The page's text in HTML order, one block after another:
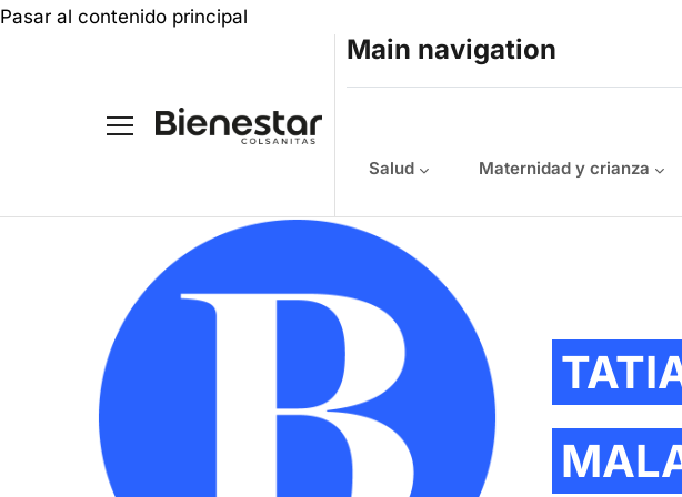
Pasar al contenido principal
Main navigation
Salud Maternidad y crianza